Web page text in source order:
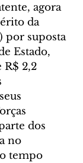
agora
da
por suposta
Estado,
R$ 2,2
dos
no
tempo